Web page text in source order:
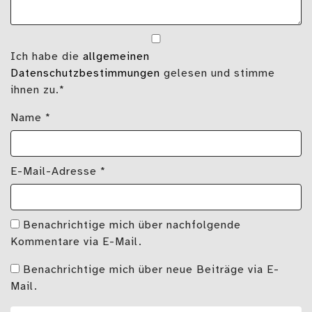
Ich habe die allgemeinen
Datenschutzbestimmungen gelesen und stimme
ihnen zu.*
Name *
E-Mail-Adresse *
Benachrichtige mich über nachfolgende
Kommentare via E-Mail.
Benachrichtige mich über neue Beiträge via E-
Mail.